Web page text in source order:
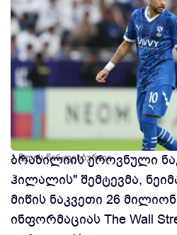
1 წლის წინ ფეხბურთი
ბრაზილიის ეროვნული
ჰილალის'' შემტევმა,
მიწის ნაკვეთი 26
ინფორმაციას The Wall